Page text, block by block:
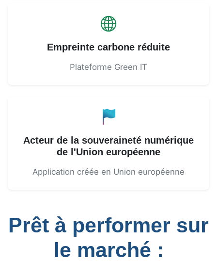
Empreinte carbone réduite
Plateforme Green IT
Acteur de la souveraineté numérique
de l'Union européenne
Application créée en Union européenne
Prêt à performer sur
le marché :